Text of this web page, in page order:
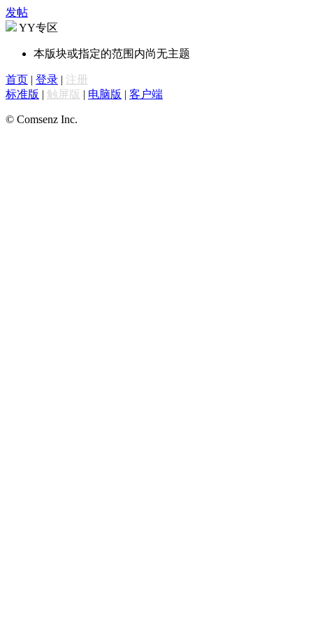
发帖
YY专区
本版块或指定的范围内尚无主题
首页 | 登录 | 注册
标准版 | 触屏版 | 电脑版 | 客户端
© Comsenz Inc.